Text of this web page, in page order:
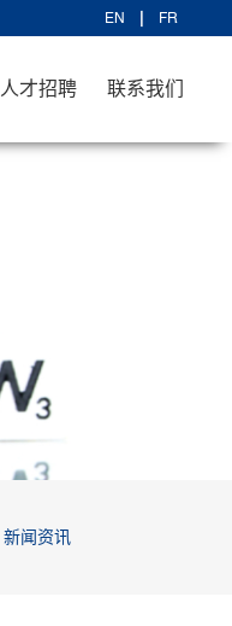
EN FR
人才招聘 联系我们
新闻资讯